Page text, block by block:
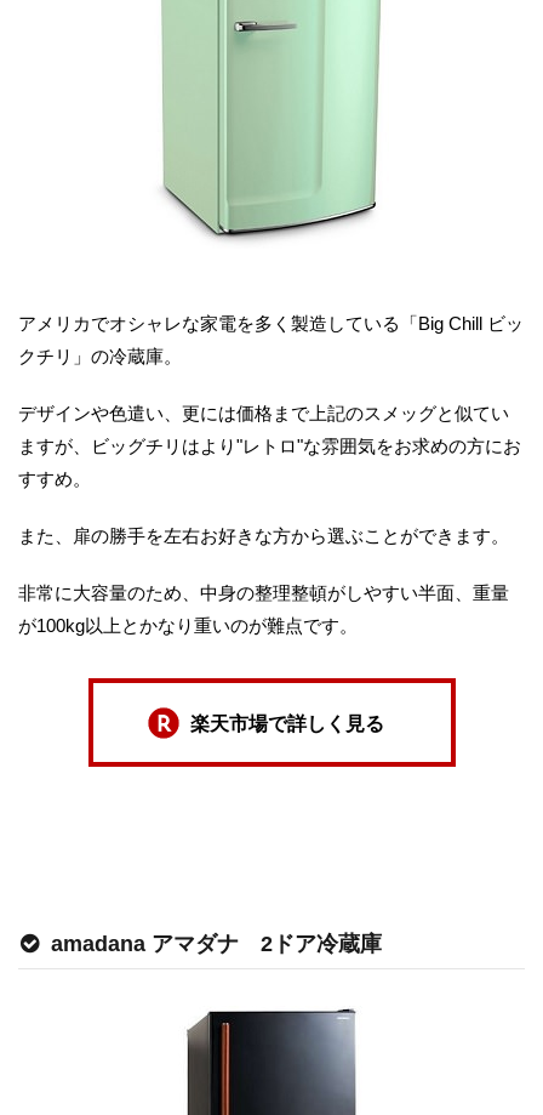
アメリカでオシャレな家電を多く製造している「Big Chill ビッ
クチリ」の冷蔵庫。
デザインや色遣い、更には価格まで上記のスメッグと似てい
ますが、ビッグチリはより"レトロ"な雰囲気をお求めの方にお
すすめ。
また、扉の勝手を左右お好きな方から選ぶことができます。
非常に大容量のため、中身の整理整頓がしやすい半面、重量
が100kg以上とかなり重いのが難点です。
楽天市場で詳しく見る
amadana アマダナ 2ドア冷蔵庫